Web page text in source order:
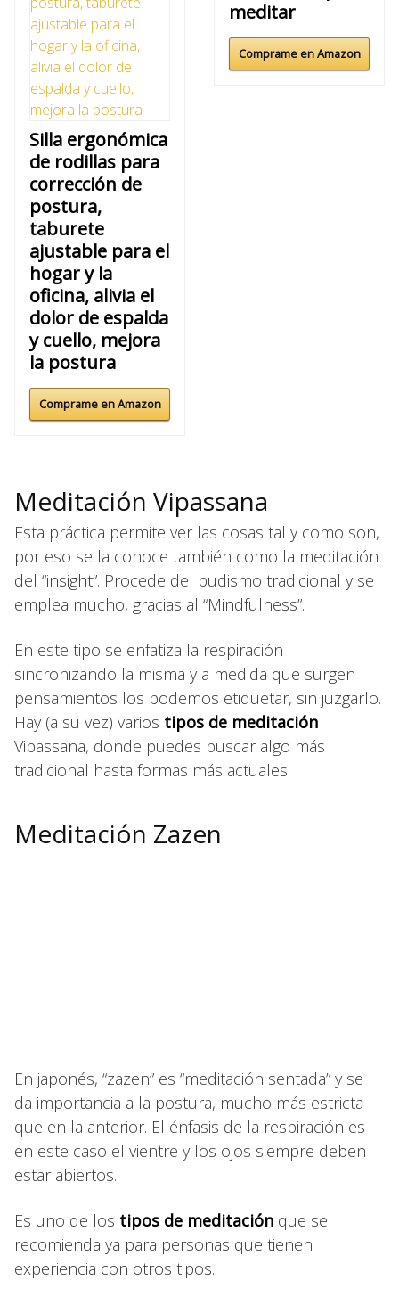
Silla ergonómica
de rodillas para
corrección de
postura,
taburete
ajustable para el
hogar y la
oficina, alivia el
dolor de espalda
y cuello, mejora
la postura
Comprame en Amazon
meditar
Comprame en Amazon
Meditación Vipassana
Esta práctica permite ver las cosas tal y como son,
por eso se la conoce también como la meditación
del “insight”. Procede del budismo tradicional y se
emplea mucho, gracias al “Mindfulness”.
En este tipo se enfatiza la respiración
sincronizando la misma y a medida que surgen
pensamientos los podemos etiquetar, sin juzgarlo.
Hay (a su vez) varios tipos de meditación
Vipassana, donde puedes buscar algo más
tradicional hasta formas más actuales.
Meditación Zazen
En japonés, “zazen” es “meditación sentada” y se
da importancia a la postura, mucho más estricta
que en la anterior. El énfasis de la respiración es
en este caso el vientre y los ojos siempre deben
estar abiertos.
Es uno de los tipos de meditación que se
recomienda ya para personas que tienen
experiencia con otros tipos.